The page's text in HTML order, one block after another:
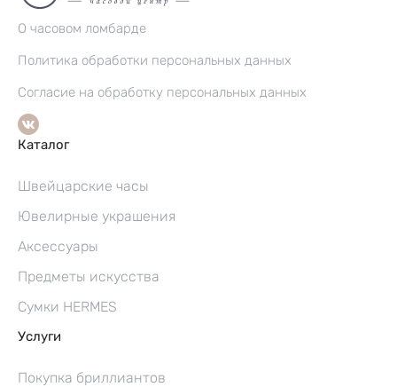
О часовом ломбарде
Политика обработки персональных данных
Согласие на обработку персональных данных
Каталог
Швейцарские часы
Ювелирные украшения
Аксессуары
Предметы искусства
Сумки HERMES
Услуги
Покупка бриллиантов